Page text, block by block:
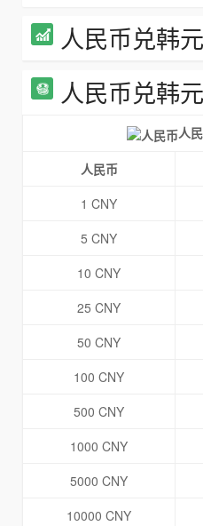
人民币兑韩
人民币兑韩
人
人民币
1 CNY
5 CNY
10 CNY
25 CNY
50 CNY
100 CNY
500 CNY
1000 CNY
5000 CNY
10000 CNY